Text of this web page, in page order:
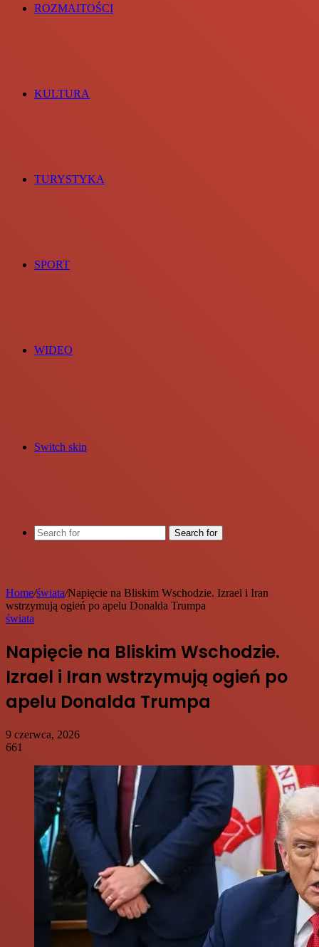
ROZMAITOŚCI
KULTURA
TURYSTYKA
SPORT
WIDEO
Switch skin
Search for
Home/świata/Napięcie na Bliskim Wschodzie. Izrael i Iran
wstrzymują ogień po apelu Donalda Trumpa
świata
Napięcie na Bliskim Wschodzie.
Izrael i Iran wstrzymują ogień po
apelu Donalda Trumpa
9 czerwca, 2026
661